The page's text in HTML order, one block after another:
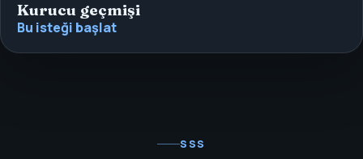
Kurucu geçmişi
Bu isteği başlat
SSS